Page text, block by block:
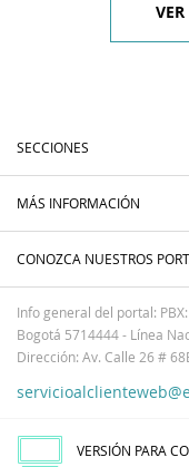
SECCIONES
MÁS INFORMACIÓN
CONOZCA NUESTROS
Info general del portal:
Bogotá 5714444 - Línea
Dirección: Av. Calle 26 #
VERSIÓN PARA